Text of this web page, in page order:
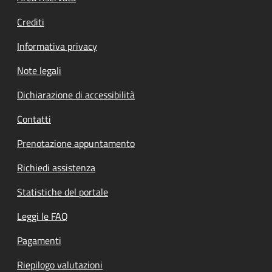
Crediti
Informativa privacy
Note legali
Dichiarazione di accessibilità
Contatti
Prenotazione appuntamento
Richiedi assistenza
Statistiche del portale
Leggi le FAQ
Pagamenti
Riepilogo valutazioni